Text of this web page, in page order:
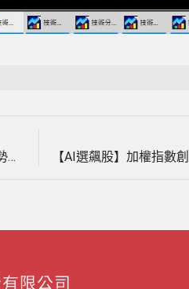
Loaded:
100.00%
文
【台指期貨當沖】您用的軟體碰到盤整盤就賠很大嗎?唯一盤整盤&趨勢盤均可操作的期貨軟體，5月20日至24日實戰教學。(1030524) ｜當沖｜夜盤｜台指期夜盤｜當沖教學｜期貨當沖技巧｜期貨當沖｜期貨教學｜期貨軟體
post:
限公司